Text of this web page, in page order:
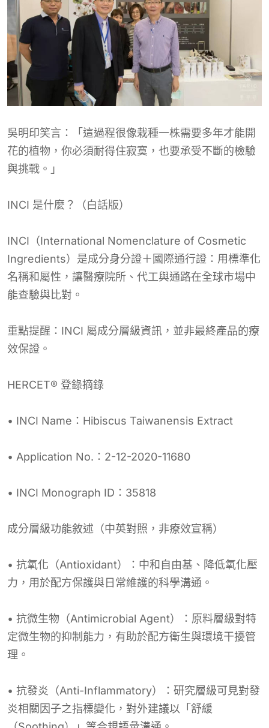
吳明印笑言：「這過程很像栽種一株需要多年才能開
花的植物，你必須耐得住寂寞，也要承受不斷的檢驗
與挑戰。」
INCI 是什麼？（白話版）
INCI（International Nomenclature of Cosmetic
Ingredients）是成分身分證＋國際通行證：用標準化
名稱和屬性，讓醫療院所、代工與通路在全球市場中
能查驗與比對。
重點提醒：INCI 屬成分層級資訊，並非最終產品的療
效保證。
HERCET® 登錄摘錄
• INCI Name：Hibiscus Taiwanensis Extract
• Application No.：2-12-2020-11680
• INCI Monograph ID：35818
成分層級功能敘述（中英對照，非療效宣稱）
• 抗氧化（Antioxidant）：中和自由基、降低氧化壓
力，用於配方保護與日常維護的科學溝通。
• 抗微生物（Antimicrobial Agent）：原料層級對特
定微生物的抑制能力，有助於配方衛生與環境干擾管
理。
• 抗發炎（Anti-Inflammatory）：研究層級可見對發
炎相關因子之指標變化，對外建議以「舒緩